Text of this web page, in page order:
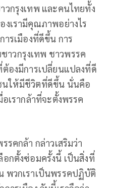
กรุงเทพ และคนไทยทั้ง
งเรามีคุณภาพอย่างไร
ารเมืองที่ดีขึ้น การ
าวกรุงเทพ ชาวพรรค
ต้องมีการเปลี่ยนแปลงที่ดี
นให้มีชีวิตที่ดีขึ้น นั่นคือ
เรากล้าที่จะตั้งพรรค
คกล้า กล่าวเสริมว่า
อกตั้งซ่อมครั้งนี้ เป็นสิ่งที่
พวกเราเป็นพรรคปฏิบัติ